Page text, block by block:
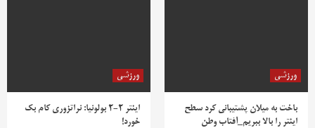
ورزشی
باخت به میلان پشتیبانی کرد سطح
اینتر را بالا ببریم_آفتاب وطن
ورزشی
اینتر 2-2 بولونیا: نراتزوری کام بک
خورد!